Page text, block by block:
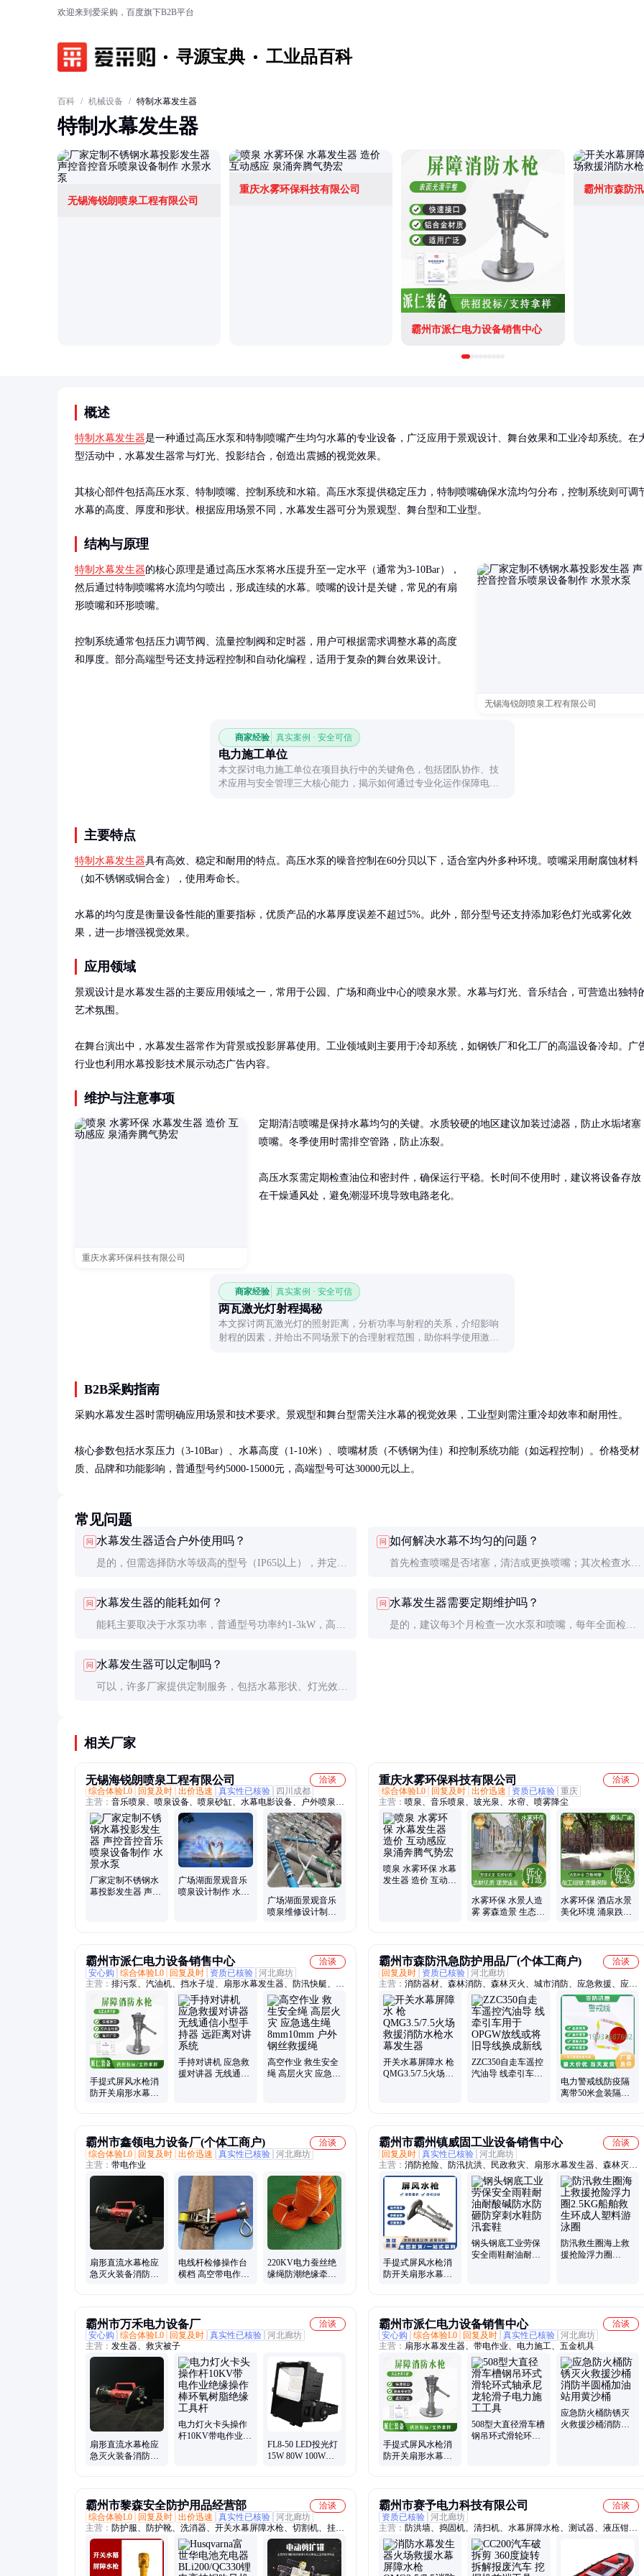
欢迎来到爱采购，百度旗下B2B平台
寻源宝典 工业品百科
百科 / 机械设备 / 特制水幕发生器
特制水幕发生器
无锡海锐朗喷泉工程有限公司
重庆水雾环保科技有限公司
霸州市派仁电力设备销售中心
概述
特制水幕发生器是一种通过高压水泵和特制喷嘴产生均匀水幕的专业设备，广泛应用于景观设计、舞台效果和工业冷却系统。在
型活动中，水幕发生器常与灯光、投影结合，创造出震撼的视觉效果。
其核心部件包括高压水泵、特制喷嘴、控制系统和水箱。高压水泵提供稳定压力，特制喷嘴确保水流均匀分布，控制系统则可调
水幕的高度、厚度和形状。根据应用场景不同，水幕发生器可分为景观型、舞台型和工业型。
结构与原理
无锡海锐朗喷泉工程有限公司
特制水幕发生器的核心原理是通过高压水泵将水压提升至一定水平（通常为3-10Bar），
然后通过特制喷嘴将水流均匀喷出，形成连续的水幕。喷嘴的设计是关键，常见的有扇
形喷嘴和环形喷嘴。
控制系统通常包括压力调节阀、流量控制阀和定时器，用户可根据需求调整水幕的高度
和厚度。部分高端型号还支持远程控制和自动化编程，适用于复杂的舞台效果设计。
商家经验 真实案例 · 安全可信
电力施工单位
本文探讨电力施工单位在项目执行中的关键角色，包括团队协作、技
术应用与安全管理三大核心能力，揭示如何通过专业化运作保障电力
主要特点
特制水幕发生器具有高效、稳定和耐用的特点。高压水泵的噪音控制在60分贝以下，适合室内外多种环境。喷嘴采用耐腐蚀材料
（如不锈钢或铜合金），使用寿命长。
水幕的均匀度是衡量设备性能的重要指标，优质产品的水幕厚度误差不超过5%。此外，部分型号还支持添加彩色灯光或雾化效
果，进一步增强视觉效果。
应用领域
景观设计是水幕发生器的主要应用领域之一，常用于公园、广场和商业中心的喷泉水景。水幕与灯光、音乐结合，可营造出独特
艺术氛围。
在舞台演出中，水幕发生器常作为背景或投影屏幕使用。工业领域则主要用于冷却系统，如钢铁厂和化工厂的高温设备冷却。广
行业也利用水幕投影技术展示动态广告内容。
维护与注意事项
重庆水雾环保科技有限公司
定期清洁喷嘴是保持水幕均匀的关键。水质较硬的地区建议加装过滤器，防止水垢堵塞
喷嘴。冬季使用时需排空管路，防止冻裂。
高压水泵需定期检查油位和密封件，确保运行平稳。长时间不使用时，建议将设备存放
在干燥通风处，避免潮湿环境导致电路老化。
商家经验 真实案例 · 安全可信
两瓦激光灯射程揭秘
本文探讨两瓦激光灯的照射距离，分析功率与射程的关系，介绍影响
射程的因素，并给出不同场景下的合理射程范围，助你科学使用激光
B2B采购指南
采购水幕发生器时需明确应用场景和技术要求。景观型和舞台型需关注水幕的视觉效果，工业型则需注重冷却效率和耐用性。
核心参数包括水泵压力（3-10Bar）、水幕高度（1-10米）、喷嘴材质（不锈钢为佳）和控制系统功能（如远程控制）。价格受材
质、品牌和功能影响，普通型号约5000-15000元，高端型号可达30000元以上。
常见问题
问 水幕发生器适合户外使用吗？
是的，但需选择防水等级高的型号（IP65以上），并定期
问 如何解决水幕不均匀的问题？
首先检查喷嘴是否堵塞，清洁或更换喷嘴；其次检查水泵
问 水幕发生器的能耗如何？
能耗主要取决于水泵功率，普通型号功率约1-3kW，高效
问 水幕发生器需要定期维护吗？
是的，建议每3个月检查一次水泵和喷嘴，每年全面检修
问 水幕发生器可以定制吗？
可以，许多厂家提供定制服务，包括水幕形状、灯光效果
相关厂家
无锡海锐朗喷泉工程有限公司
洽谈
综合体验L0
回复及时 出价迅速 真实性已核验
四川成都
主营： 音乐喷泉、喷泉设备、喷泉砂缸、水幕电影设备、户外喷泉、
激光喷泉、喷泉喷头、趣味喷泉、喷泉维修、彩色喷泉、景观喷泉、
雾森设备、跳泉喷泉、声控喷泉、旱喷喷泉、一维数码喷泉、喷泉控
制柜维修、喷泉控制柜、珍珠跳跳泉、互动感应喷泉、喷泉配套配
件、数码光纤水帘、音乐喷泉设计、人造雾森设备、景区喷泉
厂家定制不锈钢水
幕投影发生器 声控
广场湖面景观音乐
喷泉设计制作 水幕
广场湖面景观音乐
喷泉维修设计制作
重庆水雾环保科技有限公司
洽谈
综合体验L0
回复及时 出价迅速 资质已核验 重庆
主营： 喷泉、音乐喷泉、玻光泉、水帘、喷雾降尘
喷泉 水雾环保 水幕
发生器 造价 互动感
水雾环保 水景人造
雾 雾森造景 生态园
水雾环保 酒店水景
美化环境 涌泉跌水
霸州市派仁电力设备销售中心
洽谈
安心购
综合体验L0 回复及时 资质已核验 河北廊坊
主营： 排污泵、汽油机、挡水子堤、扇形水幕发生器、防汛快艇、消
防水泵、船用游挺泵、钢材切割机、高扬程水泵、手套头盔刀、液压
破拆工具、二冲程吹雪机、高压起重气垫
手提式屏风水枪消
防开关扇形水幕发
手持对讲机 应急救
援对讲器 无线通信
高空作业 救生安全
绳 高层火灾 应急逃
霸州市森防汛急防护用品厂(个体工商户)
洽谈
回复及时
资质已核验 河北廊坊
主营： 消防器材、森林消防、森林灭火、城市消防、应急救援、应急
消防、防火器材、破拆工具、防汛救灾、消防水泵、抗震救援、消防
破拆、抢险救援、消防救援、应急救灾、抗洪抢险、民政救灾、民政
救援、水域救援、灭火防护、消防泵、风力灭火机、个人护具、消防
服、重型水泵
开关水幕屏障水 枪
QMG3.5/7.5火场救
ZZC350自走车遥控
汽油导 线牵引车用
电力警戒线防疫隔
离带50米盒装隔离
霸州市鑫领电力设备厂(个体工商户)
洽谈
综合体验L0
回复及时 出价迅速 真实性已核验 河北廊坊
主营： 带电作业
扇形直流水幕枪应
急灭火装备消防水
电线杆检修操作台
横档 高空带电作业
220KV电力蚕丝绝
缘绳防潮绝缘牵引
霸州市霸州镇威固工业设备销售中心
洽谈
回复及时 真实性已核验 河北廊坊
主营： 消防抢险、防汛抗洪、民政救灾、扇形水幕发生器、森林灭
火、应急救援、消防破拆
手提式屏风水枪消
防开关扇形水幕发
钢头钢底工业劳保
安全雨鞋耐油耐酸
防汛救生圈海上救
援抢险浮力圈
霸州市万禾电力设备厂
洽谈
安心购
综合体验L0 回复及时 真实性已核验 河北廊坊
主营： 发生器、救灾被子
扇形直流水幕枪应
急灭火装备消防水
电力灯火卡头操作
杆10KV带电作业绝
FL8-50 LED投光灯
15W 80W 100W
霸州市派仁电力设备销售中心
洽谈
安心购
综合体验L0 回复及时 真实性已核验 河北廊坊
主营： 扇形水幕发生器、带电作业、电力施工、五金机具
手提式屏风水枪消
防开关扇形水幕发
508型大直径滑车槽
钢吊环式滑轮环式
应急防火桶防锈灭
火救援沙桶消防半
霸州市黎森安全防护用品经营部
洽谈
综合体验L0
回复及时 出价迅速 真实性已核验 河北廊坊
主营： 防护服、防护靴、洗消器、开关水幕屏障水枪、切割机、挂钩
梯、无齿锯、检查锤、照明灯、绿篱机、撒溅包、凿岩机、机器人、
泄漏桶、铝合金、检测仪、浮船泵、给养箱、输转泵、射水靶、消防
套、避火服、消防泵、灭火机、消防炮、转输泵
霸州市赛予电力科技有限公司
洽谈
资质已核验 河北廊坊
主营： 防洪墙、捣固机、清扫机、水幕屏障水枪、测试器、液压钳、
除雪机、医疗箱、模具头、校直机、随心包、粉碎机、电棒罩、无齿
锯、阻燃毯、潜水袜、绿篱机、开孔器、钻孔机、潜水鞋、绞磨机、
浮潜服、粉碎剪、防护垫、逃生梯、凿岩机